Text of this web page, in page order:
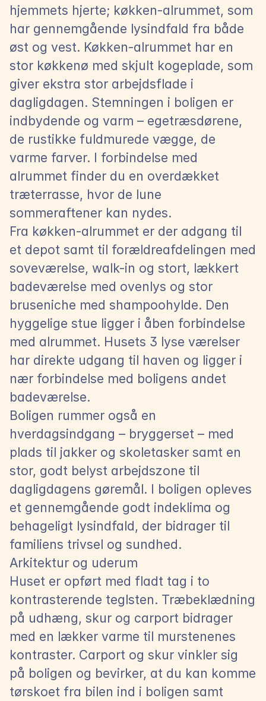
hjemmets hjerte; køkken-alrummet, som
har gennemgående lysindfald fra både
øst og vest. Køkken-alrummet har en
stor køkkenø med skjult kogeplade, som
giver ekstra stor arbejdsflade i
dagligdagen. Stemningen i boligen er
indbydende og varm – egetræsdørene,
de rustikke fuldmurede vægge, de
varme farver. I forbindelse med
alrummet finder du en overdækket
træterrasse, hvor de lune
sommeraftener kan nydes.
Fra køkken-alrummet er der adgang til
et depot samt til forældreafdelingen med
soveværelse, walk-in og stort, lækkert
badeværelse med ovenlys og stor
bruseniche med shampoohylde. Den
hyggelige stue ligger i åben forbindelse
med alrummet. Husets 3 lyse værelser
har direkte udgang til haven og ligger i
nær forbindelse med boligens andet
badeværelse.
Boligen rummer også en
hverdagsindgang – bryggerset – med
plads til jakker og skoletasker samt en
stor, godt belyst arbejdszone til
dagligdagens gøremål. I boligen opleves
et gennemgående godt indeklima og
behageligt lysindfald, der bidrager til
familiens trivsel og sundhed.
Arkitektur og uderum
Huset er opført med fladt tag i to
kontrasterende teglsten. Træbeklædning
på udhæng, skur og carport bidrager
med en lækker varme til murstenenes
kontraster. Carport og skur vinkler sig
på boligen og bevirker, at du kan komme
tørskoet fra bilen ind i boligen samt